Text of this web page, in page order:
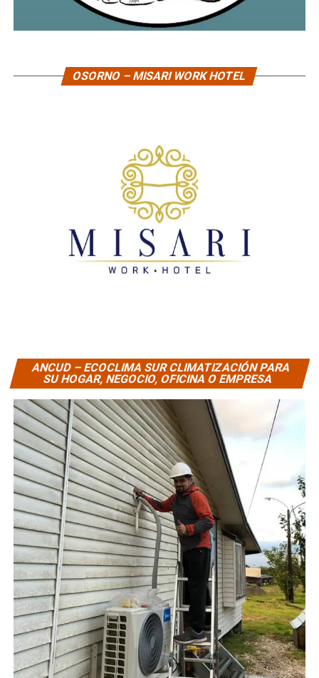
OSORNO – MISARI WORK HOTEL
ANCUD – ECOCLIMA SUR CLIMATIZACIÓN PARA
SU HOGAR, NEGOCIO, OFICINA O EMPRESA